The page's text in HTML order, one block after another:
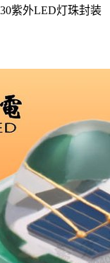
紫外LED灯珠封装